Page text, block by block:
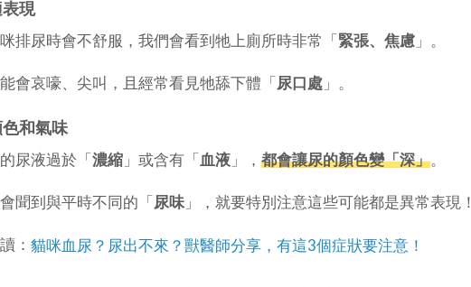
表現
排尿時會不舒服，我們會看到牠上廁所時非常「 緊張、焦慮 」。
會哀嚎、尖叫，且經常看見牠舔下體「 尿口處 」。
和氣味
尿液過於「 濃縮 」或含有「 血液 」， 都會讓尿的顏色變「深」。
聞到與平時不同的「 尿味 」，就要特別注意這些可能都是異常表現！
： 貓咪血尿？尿出不來？獸醫師分享，有這3個症狀要注意！